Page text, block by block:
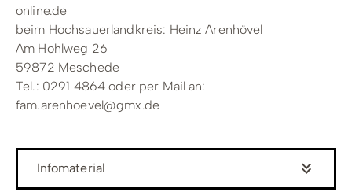
online.de
beim Hochsauerlandkreis: Heinz Arenhövel
Am Hohlweg 26
59872 Meschede
Tel.: 0291 4864 oder per Mail an:
fam.arenhoevel@gmx.de
Infomaterial